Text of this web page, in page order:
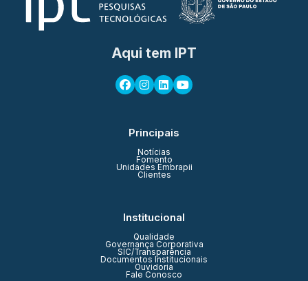
Aqui tem IPT
Principais
Notícias
Fomento
Unidades Embrapii
Clientes
Institucional
Qualidade
Governança Corporativa
SIC/Transparência
Documentos Institucionais
Ouvidoria
Fale Conosco